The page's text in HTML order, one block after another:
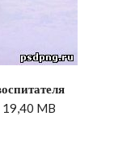
19,40 MB